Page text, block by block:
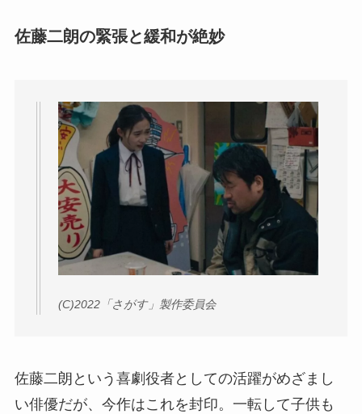
佐藤二朗の緊張と緩和が絶妙
(C)2022「さがす」製作委員会
佐藤二朗という喜劇役者としての活躍がめざまし
い俳優だが、今作はこれを封印。一転して子供も